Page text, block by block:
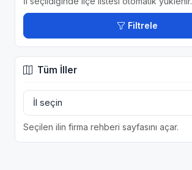
Filtrele
Tüm İller
Seçilen ilin firma rehberi sayfasını açar.